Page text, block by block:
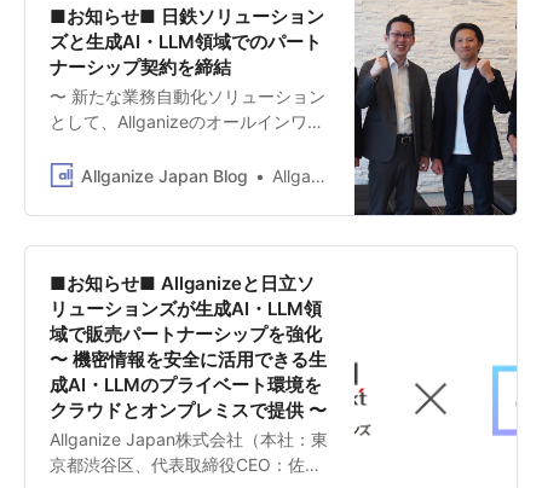
■お知らせ■ 日鉄ソリューション
ズと生成AI・LLM領域でのパート
ナーシップ契約を締結
〜 新たな業務自動化ソリューション
として、Allganizeのオールインワン
ットフォーム「Alli LLM App
性を革新するオールインワンLLMソ
リューションを提供するAllganize
Japan株式会社は、日鉄ソリューシ
ョンズ株式会社（以下：
「NSSOL」）と、Allganizeの生成
AI・LLMアプリケーションプラット
フォーム「Alli LLM App Market」の
販売代理店契約を締結しました。
NSSOLは、パーパスである「ともに
未来を考え 社会の新たな可能性を テ
クノロジーと情熱で切り拓く」のも
Allganize Japan Blog Allganize Japan
■お知らせ■ Allganizeと日立ソ
リューションズが生成AI・LLM領
域で販売パートナーシップを強化
〜 機密情報を安全に活用できる生
成AI・LLMのプライベート環境を
クラウドとオンプレミスで提供 〜
Allganize Japan株式会社（本社：東
京都渋谷区、代表取締役CEO：佐藤